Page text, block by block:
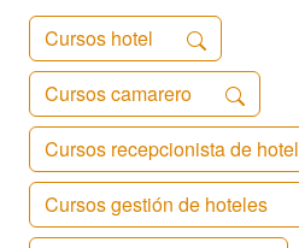
Cursos hotel
Cursos camarero
Cursos recepcionista de hotel
Cursos gestión de hoteles